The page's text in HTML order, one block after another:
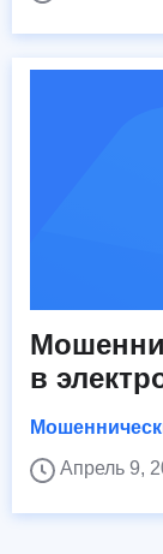
в
Апрель 9,